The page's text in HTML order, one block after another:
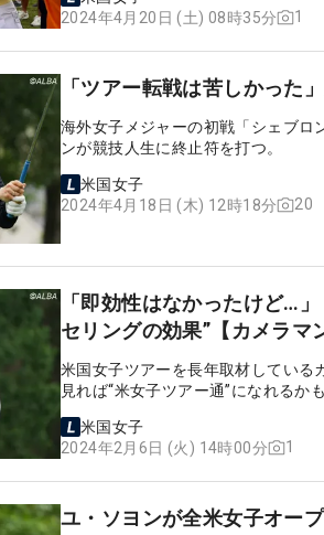
2024年4月20日 (土) 08時35分
1
「ツアー転戦は苦しかった
海外女子メジャーの初戦「シェブロ
ンが競技人生に終止符を打つ。
米国女子
2024年4月18日 (木) 12時18分
20
「即効性はなかったけど…
セリングの効果”【カメラマ
米国女子ツアーを長年取材している
見れば“米女子ツアー通”になれるか
米国女子
2024年2月6日 (火) 14時00分
1
ユ・ソヨンが全米女子オー